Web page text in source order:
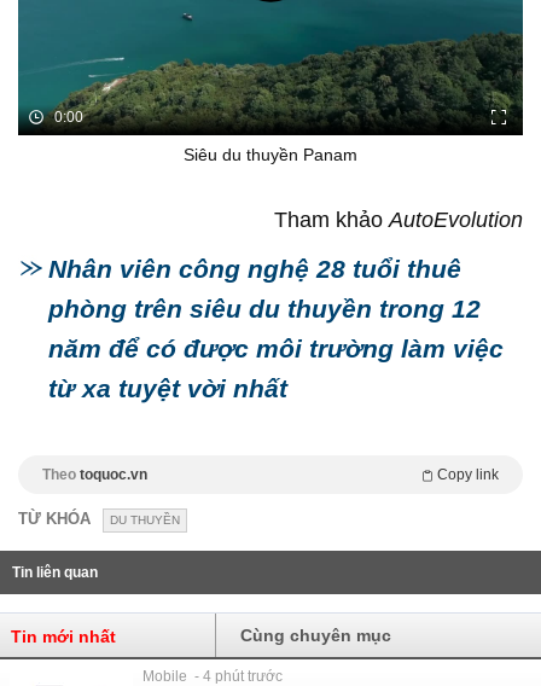
0:00
Siêu du thuyền Panam
Tham khảo AutoEvolution
Nhân viên công nghệ 28 tuổi thuê
phòng trên siêu du thuyền trong 12
năm để có được môi trường làm việc
từ xa tuyệt vời nhất
Theo toquoc.vn Copy link
TỪ KHÓA DU THUYỀN
Tin liên quan
Tin mới nhất Cùng chuyên mục
Mobile - 4 phút trước